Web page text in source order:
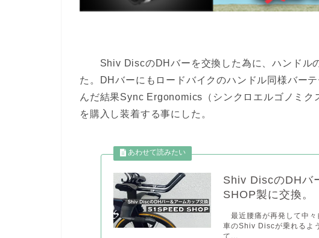
Shiv DiscのDHバーを交換した為に、ハンドル
た。DHバーにもロードバイクのハンドル同様バー
んだ結果Sync Ergonomics（シンクロエルゴノミク
を購入し装着する事にした。
Shiv DiscのDHバ
SHOP製に交換。
最近腰痛が再発して中々
車のShiv Discが乗れるよ
て...